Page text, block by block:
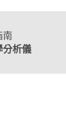
析儀